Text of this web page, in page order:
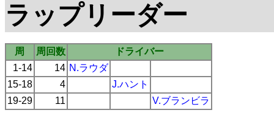
ラップリーダー
周 周回数
ドライバー
1-14
14 N.ラウダ
15-18
4
J.ハント
19-29
11 V.ブランビラ